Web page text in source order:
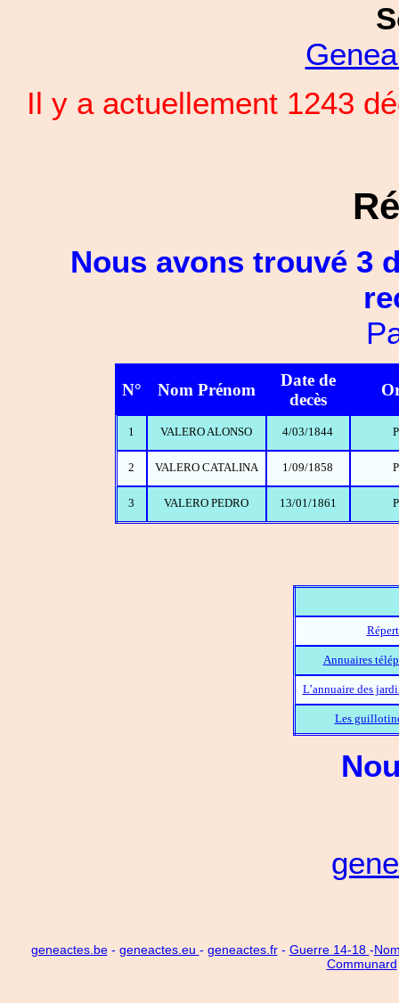
Il y a actuellement 1243
Nous avons trouvé 3
N° Nom Prénom
Date de
decès
1 VALERO ALONSO 4/03/1844
2 VALERO CATALINA 1/09/1858
3 VALERO PEDRO 13/01/1861
Annuaires
L’annuaire des
Les
geneactes.be- geneactes.eu - geneactes.fr- Guerre 14-18 -
Communard